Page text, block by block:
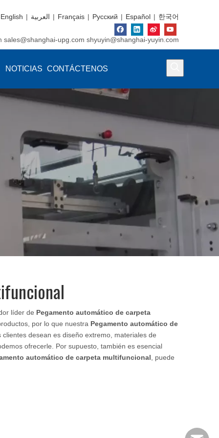
English | العربية | Français | Pусский | Español | 한국어
sales@shanghai-upg.com shyuyin@shanghai-yuyin.com
NOTICIAS CONTÁCTENOS
líder de Pegamento automático de carpeta
por lo que nuestra Pegamento automático de
desean es diseño extremo, materiales de
ofrecerle. Por supuesto, también es esencial
automático de carpeta multifuncional , puede